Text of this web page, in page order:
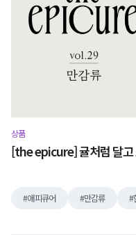
상품
[the epicure] 귤처럼 달고
애피큐어 만감류